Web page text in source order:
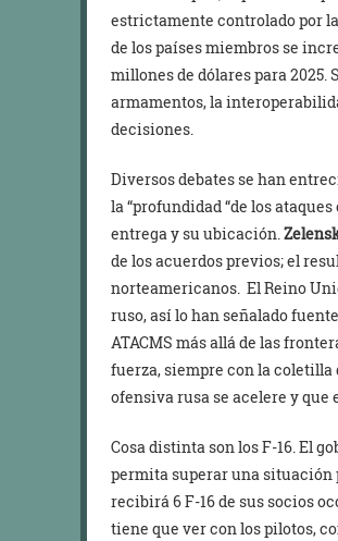
estrictamente controlado por
de los países miembros se
millones de dólares para
armamentos, la
decisiones.
Diversos debates se han
la “profundidad “de los
entrega y su ubicación.
de los acuerdos previos; el
norteamericanos. El Reino
ruso, así lo han señalado
ATACMS más allá de las
fuerza, siempre con la coletilla
ofensiva rusa se acelere y
Cosa distinta son los F-16. El
permita superar una situación
recibirá 6 F-16 de sus socios
tiene que ver con los pilotos,